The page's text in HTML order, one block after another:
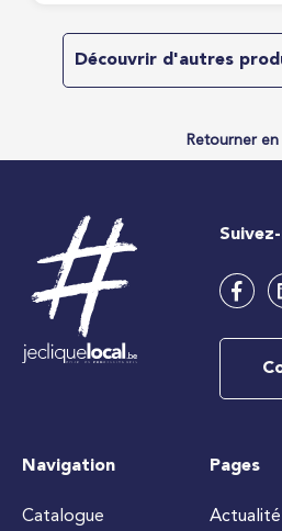
Découvrir d'autres
Retourner
Navigation
Catalogue
Pages
Actualité